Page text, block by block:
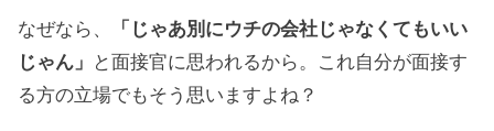
なぜなら、
「じゃあ別にウチの会社じゃなくてもいい
じゃん」 と面接官に思われるから。これ自分が面接す
る方の立場でもそう思いますよね？